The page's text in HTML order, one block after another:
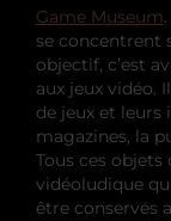
Game Museum
se concentrent
objectif, c’est
aux jeux vidéo.
de jeux et leurs
magazines, la
Tous ces
vidéoludique
être conservés